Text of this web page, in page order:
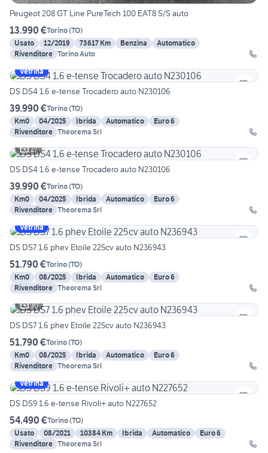
Peugeot 208 GT Line PureTech 100 EAT8 S/S auto
13.990 €Torino(TO)
Usato
12/2019 73617 Km Benzina
Automatico
Rivenditore Torino Auto
Vetrina
DS DS4 1.6 e-tense Trocadero auto N230106
39.990 €Torino(TO)
Km0
04/2025 Ibrida Automatico
Euro 6
Rivenditore Theorema Srl
27
DS DS4 1.6 e-tense Trocadero auto N230106
39.990 €Torino(TO)
Km0
04/2025 Ibrida Automatico
Euro 6
Rivenditore Theorema Srl
Vetrina
DS DS7 1.6 phev Etoile 225cv auto N236943
51.790 €Torino(TO)
Km0
08/2025 Ibrida Automatico
Euro 6
Rivenditore Theorema Srl
30
DS DS7 1.6 phev Etoile 225cv auto N236943
51.790 €Torino(TO)
Km0
08/2025 Ibrida Automatico
Euro 6
Rivenditore Theorema Srl
Vetrina
DS DS9 1.6 e-tense Rivoli+ auto N227652
54.490 €Torino(TO)
Usato
08/2021 10384 Km Ibrida Automatico
Euro 6
Rivenditore Theorema Srl